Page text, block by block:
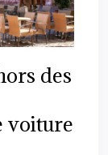
des
voiture